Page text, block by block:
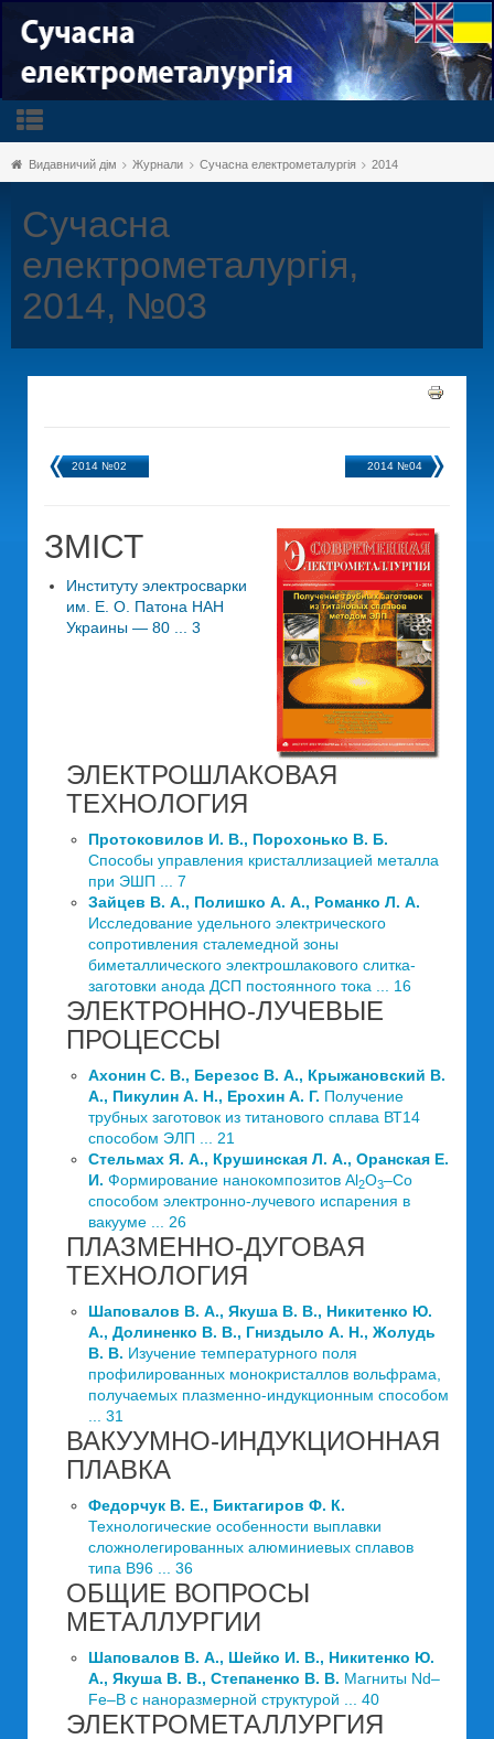
Видавничий дім Журнали Сучасна електрометалургія 2014
Сучасна
електрометалургія,
2014, №03
2014 №02 2014 №04
ЗМІСТ
Институту электросварки
им. Е. О. Патона НАН
Украины — 80 ... 3
ЭЛЕКТРОШЛАКОВАЯ
ТЕХНОЛОГИЯ
Протоковилов И. В., Порохонько В. Б.
Способы управления кристаллизацией металла
при ЭШП ... 7
Зайцев В. А., Полишко А. А., Романко Л. А.
Исследование удельного электрического
сопротивления сталемедной зоны
биметаллического электрошлакового слитка-
заготовки анода ДСП постоянного тока ... 16
ЭЛЕКТРОННО-ЛУЧЕВЫЕ
ПРОЦЕССЫ
Ахонин С. В., Березос В. А., Крыжановский В.
А., Пикулин А. Н., Ерохин А. Г. Получение
трубных заготовок из титанового сплава ВТ14
способом ЭЛП ... 21
Стельмах Я. А., Крушинская Л. А., Оранская Е.
И. Формирование нанокомпозитов Al2O3–Сo
способом электронно-лучевого испарения в
вакууме ... 26
ПЛАЗМЕННО-ДУГОВАЯ
ТЕХНОЛОГИЯ
Шаповалов В. А., Якуша В. В., Никитенко Ю.
А., Долиненко В. В., Гниздыло А. Н., Жолудь
В. В. Изучение температурного поля
профилированных монокристаллов вольфрама,
получаемых плазменно-индукционным способом
... 31
ВАКУУМНО-ИНДУКЦИОННАЯ
ПЛАВКА
Федорчук В. Е., Биктагиров Ф. К.
Технологические особенности выплавки
сложнолегированных алюминиевых сплавов
типа В96 ... 36
ОБЩИЕ ВОПРОСЫ
МЕТАЛЛУРГИИ
Шаповалов В. А., Шейко И. В., Никитенко Ю.
А., Якуша В. В., Степаненко В. В. Магниты Nd–
Fе–B с наноразмерной структурой ... 40
ЭЛЕКТРОМЕТАЛЛУРГИЯ